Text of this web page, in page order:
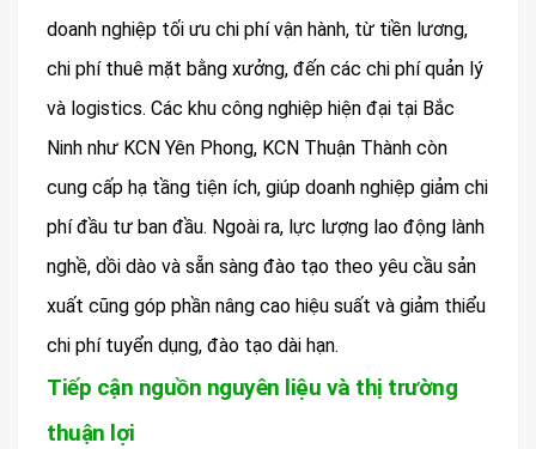
doanh nghiệp tối ưu chi phí vận hành, từ tiền lương,
chi phí thuê mặt bằng xưởng, đến các chi phí quản lý
và logistics. Các khu công nghiệp hiện đại tại Bắc
Ninh như KCN Yên Phong, KCN Thuận Thành còn
cung cấp hạ tầng tiện ích, giúp doanh nghiệp giảm chi
phí đầu tư ban đầu. Ngoài ra, lực lượng lao động lành
nghề, dồi dào và sẵn sàng đào tạo theo yêu cầu sản
xuất cũng góp phần nâng cao hiệu suất và giảm thiểu
chi phí tuyển dụng, đào tạo dài hạn.
Tiếp cận nguồn nguyên liệu và thị trường
thuận lợi